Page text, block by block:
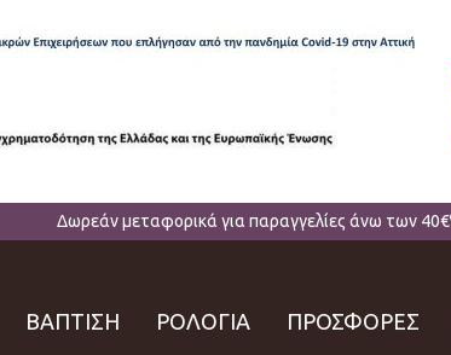
Δωρεάν μεταφορικά για παραγγελίες άνω των 40€
ΒΑΠΤΙΣΗ ΡΟΛΟΓΙΑ ΠΡΟΣΦΟΡΕΣ